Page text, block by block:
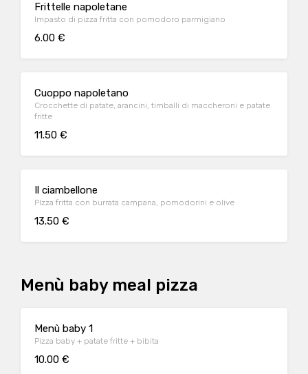
Frittelle napoletane
Impasto di pizza fritta con pomodoro parmigiano
6.00 €
Cuoppo napoletano
Crocchette di patate, arancini, timballi di maccheroni e patate
fritte
11.50 €
Il ciambellone
PIzza fritta con burrata campana, pomodorini e olive
13.50 €
Menù baby meal pizza
Menù baby 1
Pizza baby + patate fritte + bibita
10.00 €